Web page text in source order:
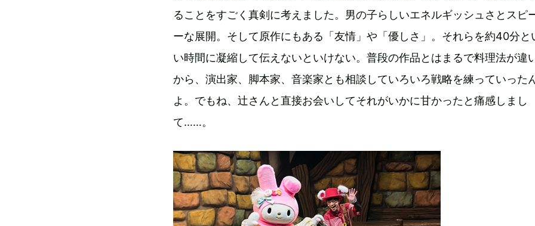
ることをすごく真剣に考えました。男の子らしいエネルギッシュさとスピ
ーな展開。そして原作にもある「友情」や「優しさ」。それらを約40分と
い時間に凝縮して伝えないといけない。普段の作品とはまるで料理法が違
から、演出家、脚本家、音楽家とも相談していろいろ戦略を練っていった
よ。でもね、辻さんと直接お会いしてそれがいかに甘かったと痛感しまし
て……。